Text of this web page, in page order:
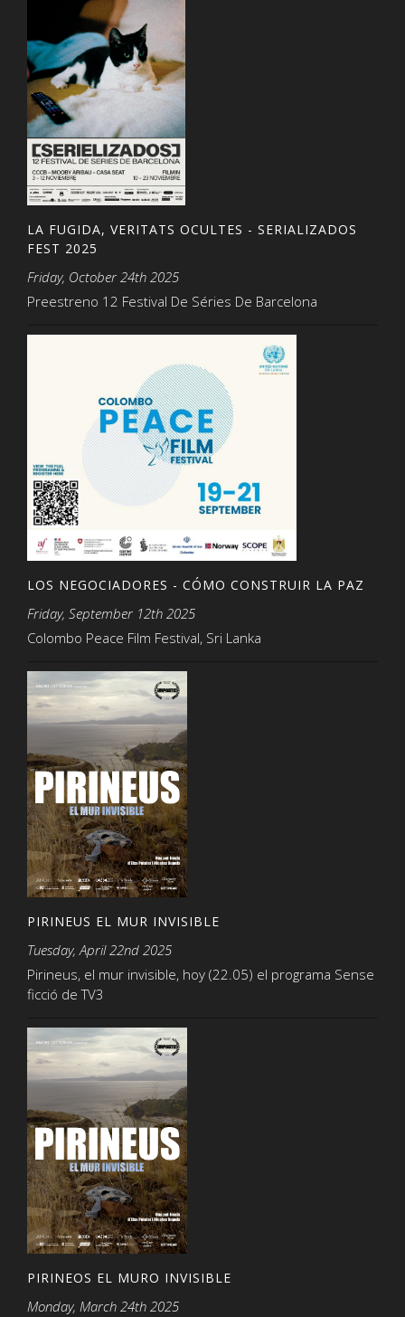
LA FUGIDA, VERITATS OCULTES - SERIALIZADOS
FEST 2025
Friday, October 24th 2025
Preestreno 12 Festival De Séries De Barcelona
LOS NEGOCIADORES - CÓMO CONSTRUIR LA PAZ
Friday, September 12th 2025
Colombo Peace Film Festival, Sri Lanka
PIRINEUS EL MUR INVISIBLE
Tuesday, April 22nd 2025
Pirineus, el mur invisible, hoy (22.05) el programa Sense
ficció de TV3
PIRINEOS EL MURO INVISIBLE
Monday, March 24th 2025